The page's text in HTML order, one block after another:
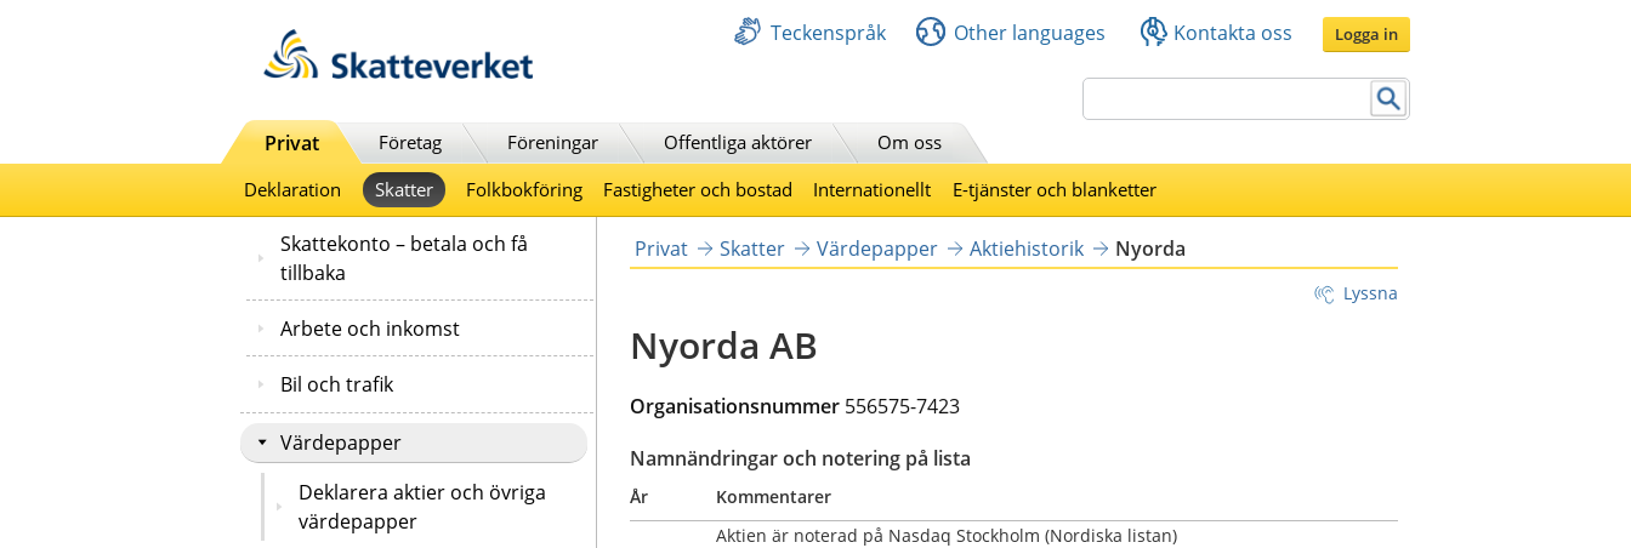
Teckenspråk Other languages Kontakta oss Logga in
Privat Företag Föreningar Offentliga aktörer
Om oss
Deklaration
Skatter Folkbokföring Fastigheter och bostad Internationellt E-tjänster och blanketter
Skattekonto – betala och få
tillbaka
Arbete och inkomst
Bil och trafik
Värdepapper
Deklarera aktier och övriga
värdepapper
Privat Skatter Värdepapper Aktiehistorik Nyorda
Lyssna
Nyorda AB
Organisationsnummer 556575-7423
Namnändringar och notering på lista
År
Kommentarer
Aktien är noterad på Nasdaq Stockholm (Nordiska listan)